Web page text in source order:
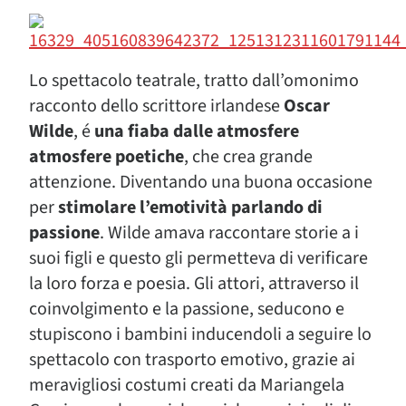
Lo spettacolo teatrale, tratto dall’omonimo
racconto dello scrittore irlandeseOscar
Wilde, éuna fiaba dalle atmosfere
atmosfere poetiche, che crea grande
attenzione. Diventando una buona occasione
perstimolare l’emotività parlando di
passione. Wilde amava raccontare storie a i
suoi figli e questo gli permetteva di verificare
la loro forza e poesia. Gli attori, attraverso il
coinvolgimento e la passione, seducono e
stupiscono i bambini inducendoli a seguire lo
spettacolo con trasporto emotivo, grazie ai
meravigliosi costumi creati da Mariangela